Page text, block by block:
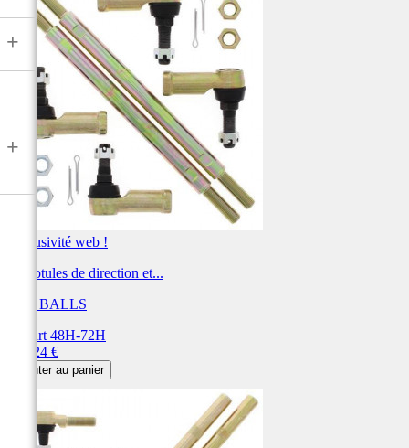
+
+
Exclusivité web !
Kit rotules de direction et...
ALL BALLS
Départ 48H-72H
179,24 €
Ajouter au panier